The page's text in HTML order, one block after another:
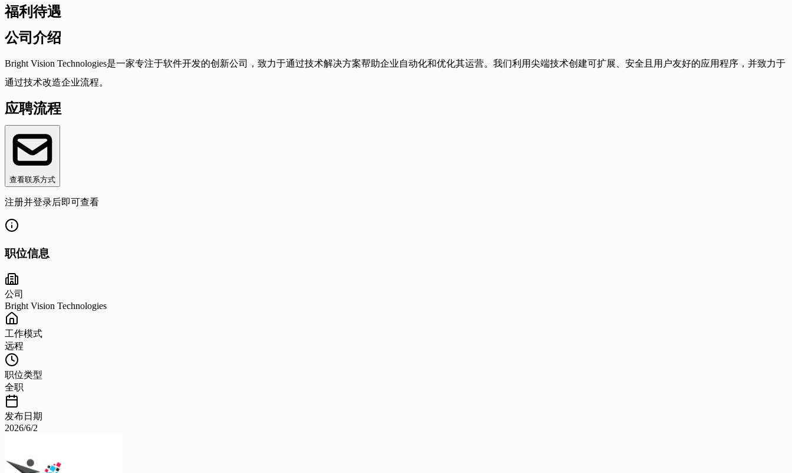
福利待遇
公司介绍
Bright Vision Technologies是一家专注于软件开发的创新公司，致力于通过技术解决方案帮助企业自动化和优化其运营。我们利用尖端技术创建可扩展、安全且用户友好的应用程序，并致力于
通过技术改造企业流程。
应聘流程
查看联系方式
注册并登录后即可查看
职位信息
公司
Bright Vision Technologies
工作模式
远程
职位类型
全职
发布日期
2026/6/2